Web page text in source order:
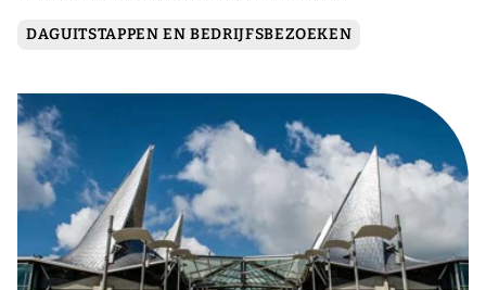
DAGUITSTAPPEN EN BEDRIJFSBEZOEKEN